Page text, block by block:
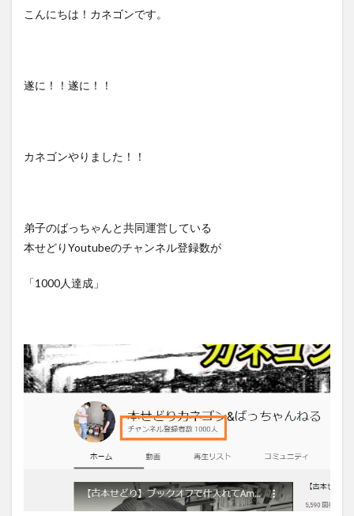
こんにちは！カネゴンです。
遂に！！遂に！！
カネゴンやりました！！
弟子のばっちゃんと共同運営している
本せどりYoutubeのチャンネル登録数が
「1000人達成」